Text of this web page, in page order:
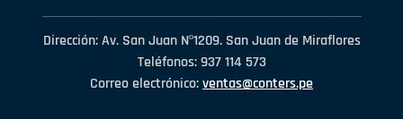
Dirección: Av. San Juan Nº1209. San Juan de Miraflores
Teléfonos: 937 114 573
Correo electrónico:ventas@conters.pe